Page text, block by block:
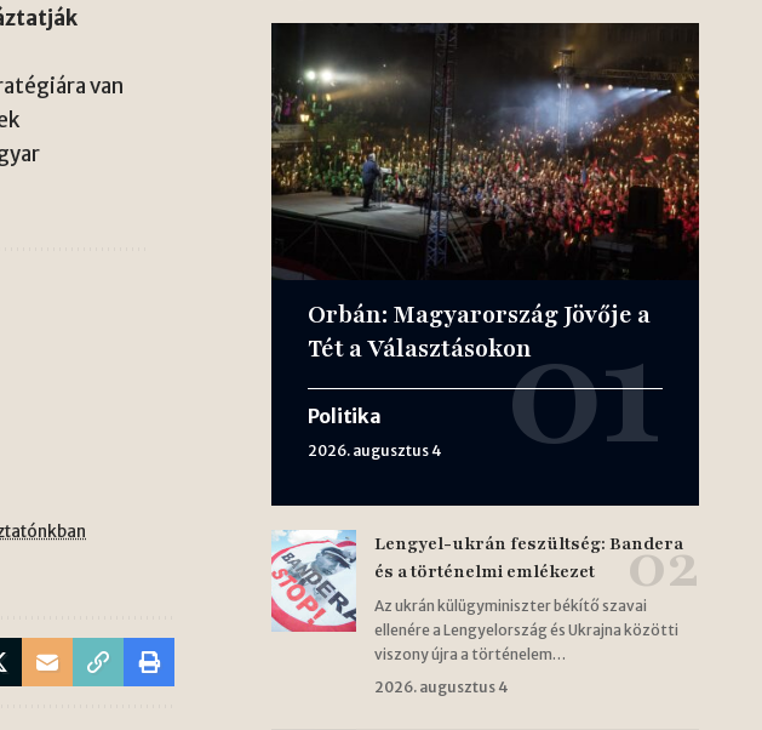
van
Orbán: Magyarország Jövője a
Tét a Választásokon
Politika
2026. augusztus 4
Lengyel-ukrán feszültség: Bandera
és a történelmi emlékezet
Az ukrán külügyminiszter békítő szavai
ellenére a Lengyelország és Ukrajna közötti
viszony újra a történelem…
2026. augusztus 4